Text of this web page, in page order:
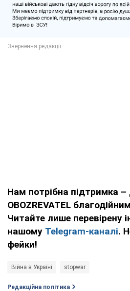
Нам потрібна підтримка –
OBOZREVATEL
Читайте лише перевірену
нашому Telegram-каналі.
фейки!
Війна в Україні stopwar
Редакційна політика